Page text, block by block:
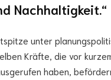
Nachhaltigkeit.“
unter
Kräfte, die vor
haben,